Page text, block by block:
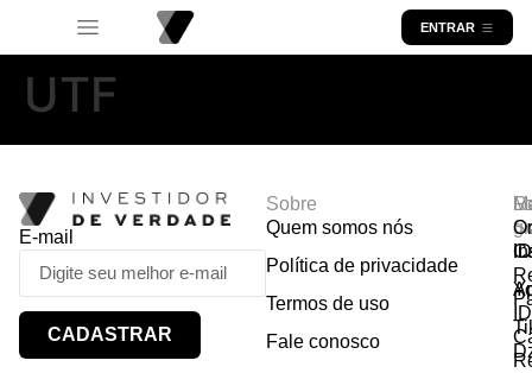
ENTRAR
UTF
E-mail
CADASTRAR
Sobre
Quem somos nós
Política de privacidade
Termos de uso
Fale conosco